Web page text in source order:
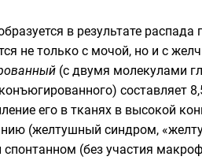
в результате
не только с мочой, но и с
(с двумя молекулами
составляет
его в тканях в высокой
(желтушный синдром,
спонтанном (без участия